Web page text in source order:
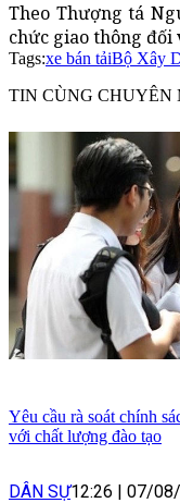
Theo Thượng tá
chức giao thông đối
Tags:xe bán tảiBộ Xây
TIN CÙNG CHUYÊN
Yêu cầu rà soát chính
với chất lượng đào tạo
DÂN SỰ12:26 | 07/